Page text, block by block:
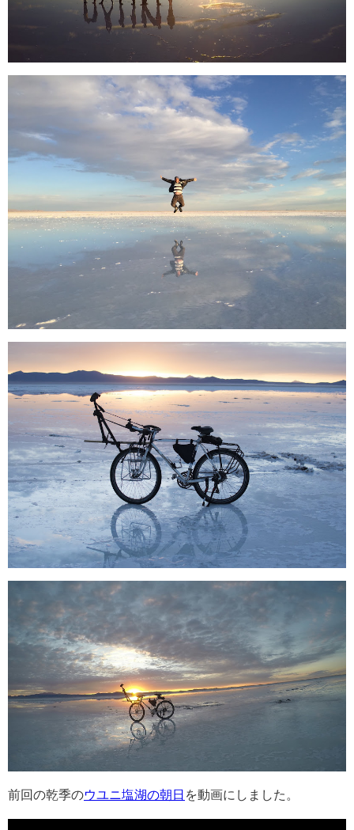
前回の乾季のウユニ塩湖の朝日 を動画にしました。